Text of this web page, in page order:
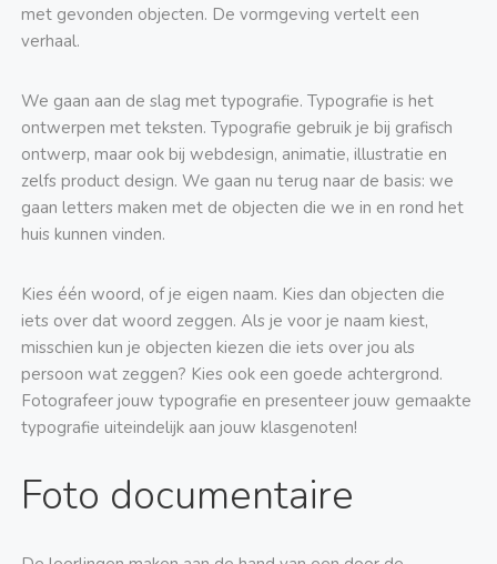
met gevonden objecten. De vormgeving vertelt een
verhaal.
We gaan aan de slag met typografie. Typografie is het
ontwerpen met teksten. Typografie gebruik je bij grafisch
ontwerp, maar ook bij webdesign, animatie, illustratie en
zelfs product design. We gaan nu terug naar de basis: we
gaan letters maken met de objecten die we in en rond het
huis kunnen vinden.
Kies één woord, of je eigen naam. Kies dan objecten die
iets over dat woord zeggen. Als je voor je naam kiest,
misschien kun je objecten kiezen die iets over jou als
persoon wat zeggen? Kies ook een goede achtergrond.
Fotografeer jouw typografie en presenteer jouw gemaakte
typografie uiteindelijk aan jouw klasgenoten!
Foto documentaire